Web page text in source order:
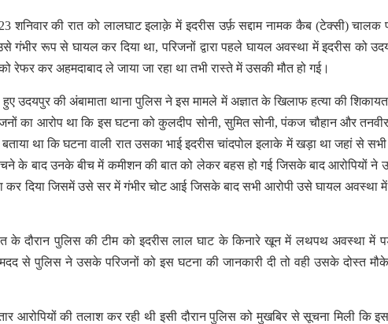
शनिवार की रात को लालघाट इलाक़े में इदरीस उर्फ़ सद्दाम नामक कैब (टेक्सी)
गंभीर रूप से घायल कर दिया था, परिजनों द्वारा पहले घायल अवस्था में इदरीस को
रेफर कर अहमदाबाद ले जाया जा रहा था तभी रास्ते में उसकी मौत हो गई।
उदयपुर की अंबामाता थाना पुलिस ने इस मामले में अज्ञात के खिलाफ हत्या की
का आरोप था कि इस घटना को कुलदीप सोनी, सुमित सोनी, पंकज चौहान और तनवीर
था कि घटना वाली रात उसका भाई इदरीस चांदपोल इलाके में खड़ा था जहां से
के बाद उनके बीच में कमीशन की बात को लेकर बहस हो गई जिसके बाद आरोपियों ने
कर दिया जिसमें उसे सर में गंभीर चोट आई जिसके बाद सभी आरोपी उसे घायल अवस्था
के दौरान पुलिस की टीम को इदरीस लाल घाट के किनारे खून में लथपथ अवस्था में
से पुलिस ने उसके परिजनों को इस घटना की जानकारी दी तो वही उसके दोस्त
आरोपियों की तलाश कर रही थी इसी दौरान पुलिस को मुखबिर से सूचना मिली कि